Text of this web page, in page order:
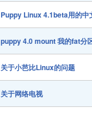
Puppy Linux 4.1beta用的中
puppy 4.0 mount 我的fat分
关于小芭比Linux的问题
关于网络电视